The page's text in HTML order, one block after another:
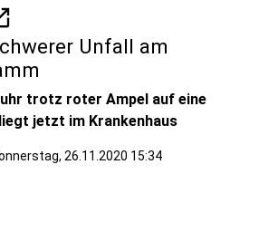
Unfall am
trotz roter Ampel auf eine
jetzt im Krankenhaus
26.11.2020 15:34